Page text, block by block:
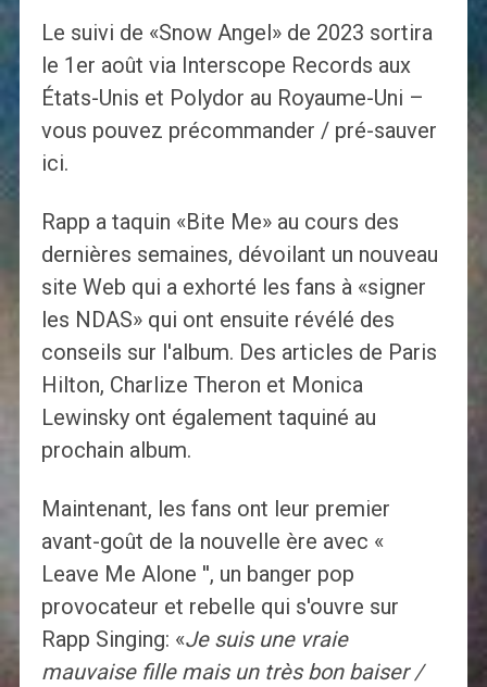
Le suivi de «Snow Angel» de 2023 sortira
le 1er août via Interscope Records aux
États-Unis et Polydor au Royaume-Uni –
vous pouvez précommander / pré-sauver
ici.
Rapp a taquin «Bite Me» au cours des
dernières semaines, dévoilant un nouveau
site Web qui a exhorté les fans à «signer
les NDAS» qui ont ensuite révélé des
conseils sur l'album. Des articles de Paris
Hilton, Charlize Theron et Monica
Lewinsky ont également taquiné au
prochain album.
Maintenant, les fans ont leur premier
avant-goût de la nouvelle ère avec «
Leave Me Alone '', un banger pop
provocateur et rebelle qui s'ouvre sur
Rapp Singing: «Je suis une vraie
mauvaise fille mais un très bon baiser /